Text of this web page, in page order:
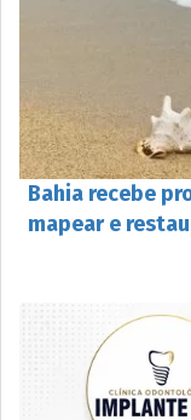
Bahia recebe
mapear e